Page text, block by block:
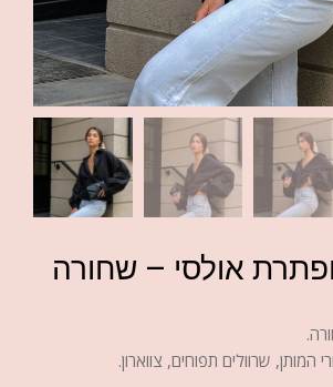
אולסי – שחורה
שרוולים תפוחים, צווארון.